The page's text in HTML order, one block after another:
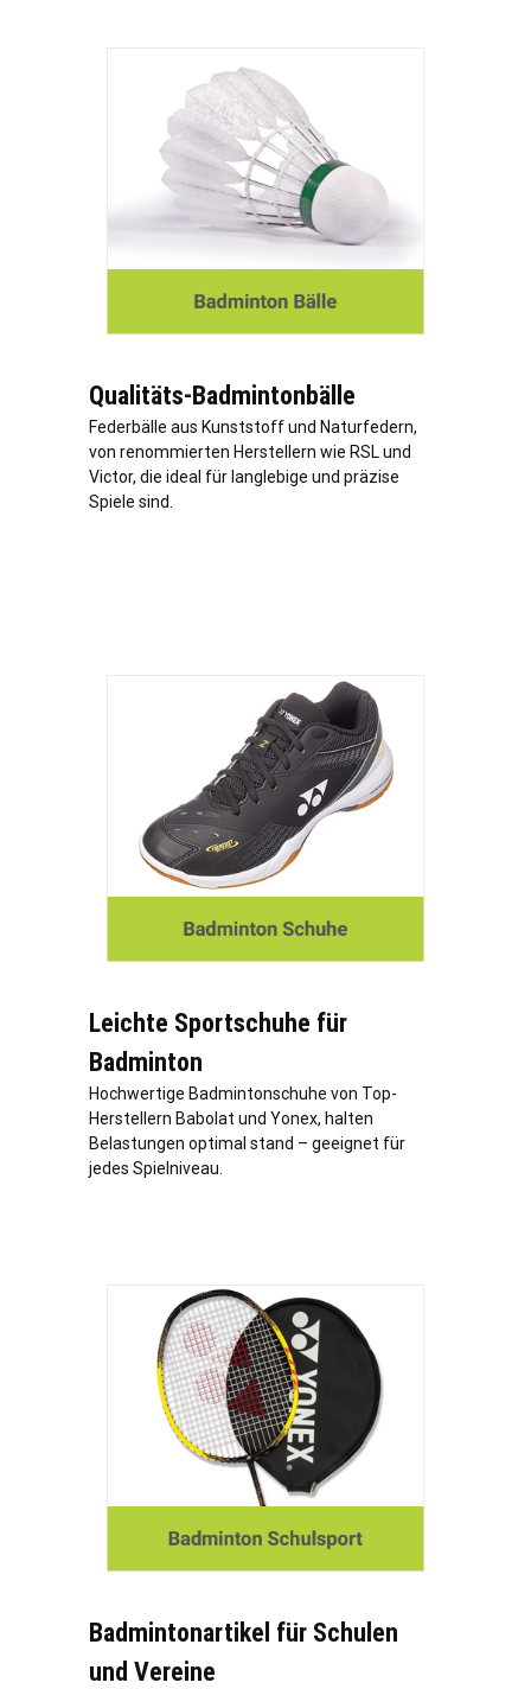
Qualitäts-Badmintonbälle
Federbälle aus Kunststoff und Naturfedern,
von renommierten Herstellern wie RSL und
Victor, die ideal für langlebige und präzise
Spiele sind.
Leichte Sportschuhe für
Badminton
Hochwertige Badmintonschuhe von Top-
Herstellern Babolat und Yonex, halten
Belastungen optimal stand – geeignet für
jedes Spielniveau.
Badmintonartikel für Schulen
und Vereine